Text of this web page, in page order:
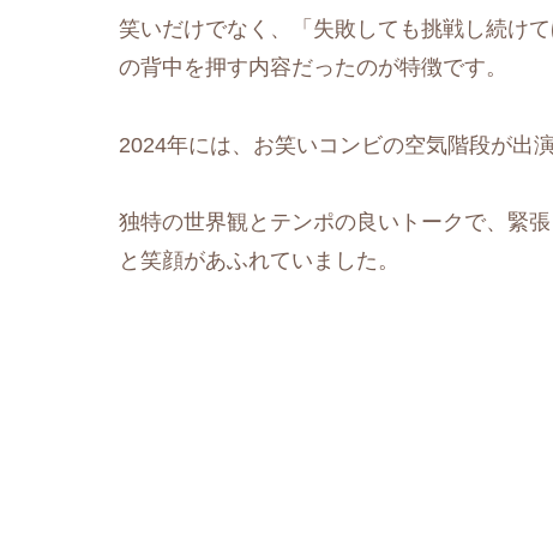
笑いだけでなく、「失敗しても挑戦し続け
の背中を押す内容だったのが特徴です。
2024年には、お笑いコンビの空気階段が出
独特の世界観とテンポの良いトークで、緊
と笑顔があふれていました。